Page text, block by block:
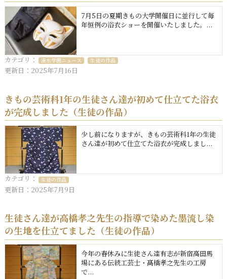
7月5日の夏期きもの大学開催日に並行して毎
年恒例の浴衣ショーを開催いたしました。...
カテゴリ： 清水学園ニュース 生徒の作品
更新日：2025年7月16日
きもの芸術科1年の生徒さん達が初めて仕立てた浴衣
が完成しました（生徒の作品）
少し前になりますが、きもの芸術科1年の生徒
さん達が初めて仕立てた浴衣が完成しまし...
カテゴリ： 生徒の作品
更新日：2025年7月9日
生徒さん達が高橋孝之先生の指導で染めた墨流し染
の生地を仕立てました（生徒の作品）
今年の春休みに生徒さん達有志が新宿高田馬
場にある伝統工芸士・髙橋孝之先生の工房
で...